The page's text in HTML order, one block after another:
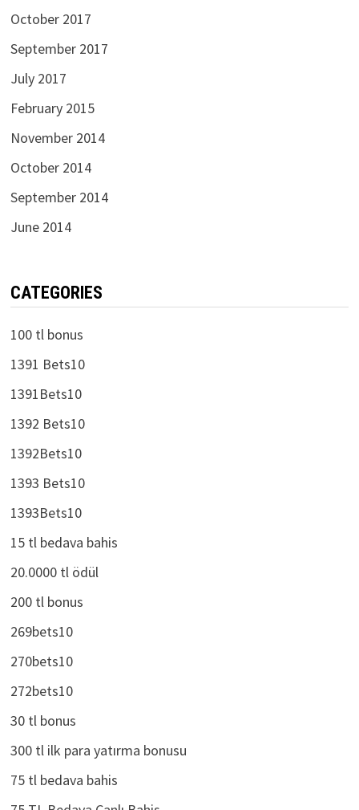
October 2017
September 2017
July 2017
February 2015
November 2014
October 2014
September 2014
June 2014
CATEGORIES
100 tl bonus
1391 Bets10
1391Bets10
1392 Bets10
1392Bets10
1393 Bets10
1393Bets10
15 tl bedava bahis
20.0000 tl ödül
200 tl bonus
269bets10
270bets10
272bets10
30 tl bonus
300 tl ilk para yatırma bonusu
75 tl bedava bahis